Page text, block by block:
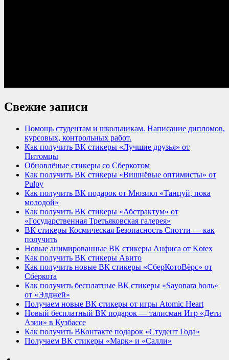
Свежие записи
Помощь студентам и школьникам. Написание дипломов,
курсовых, контрольных работ.
Как получить ВК стикеры «Лучшие друзья» от
Питомцы
Обновлёные стикеры со Сберкотом
Как получить ВК стикеры «Вишнёвые оптимисты» от
Pulpy
Как получить ВК подарок от Мюзикл «Танцуй, пока
молодой»
Как получить ВК стикеры «Абстрактум» от
«Государственная Третьяковская галерея»
ВК стикеры Космическая Безопасность Спотти — как
получить
Новые анимированные ВК стикеры Анфиса от Kotex
Как получить ВК стикеры Авито
Как получить новые ВК стикеры «СберКотоВёрс» от
Сберкота
Как получить бесплатные ВК стикеры «Sayonara bоль»
от «Элджей»
Получаем новые ВК стикеры от игры Atomic Heart
Новый бесплатный ВК подарок — талисман Игр «Дети
Азии» в Кузбассе
Как получить ВКонтакте подарок «Студент Года»
Получаем ВК стикеры «Марк» и «Салли»